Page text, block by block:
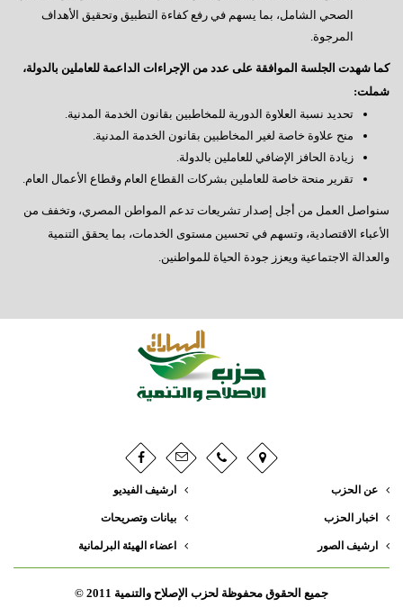
الصحي الشامل، بما يسهم في رفع كفاءة التطبيق وتحقيق الأهداف
المرجوة.
كما شهدت الجلسة الموافقة على عدد من الإجراءات الداعمة للعاملين بالدولة،
شملت:
تحديد نسبة العلاوة الدورية للمخاطبين بقانون الخدمة المدنية.
منح علاوة خاصة لغير المخاطبين بقانون الخدمة المدنية.
زيادة الحافز الإضافي للعاملين بالدولة.
تقرير منحة خاصة للعاملين بشركات القطاع العام وقطاع الأعمال العام.
سنواصل العمل من أجل إصدار تشريعات تدعم المواطن المصري، وتخفف من
الأعباء الاقتصادية، وتسهم في تحسين مستوى الخدمات، بما يحقق التنمية
والعدالة الاجتماعية ويعزز جودة الحياة للمواطنين.
عن الحزب
اخبار الحزب
ارشيف الصور
ارشيف الفيديو
بيانات وتصريحات
اعضاء الهيئة البرلمانية
جميع الحقوق محفوظة لحزب الإصلاح والتنمية 2011 ©